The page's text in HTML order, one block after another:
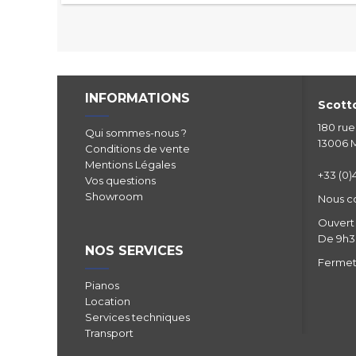
INFORMATIONS
Qui sommes-nous ?
Conditions de vente
Mentions Légales
Vos questions
Showroom
NOS SERVICES
Pianos
Location
Services techniques
Transport
180
13006
+33
Nous
Ouvert
De